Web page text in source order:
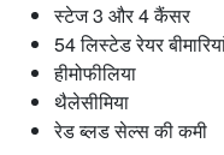
स्टेज 3 और 4 कैंसर
54 लिस्टेड रेयर
हीमोफीलिया
थैलेसीमिया
रेड ब्लड सेल्स की कमी